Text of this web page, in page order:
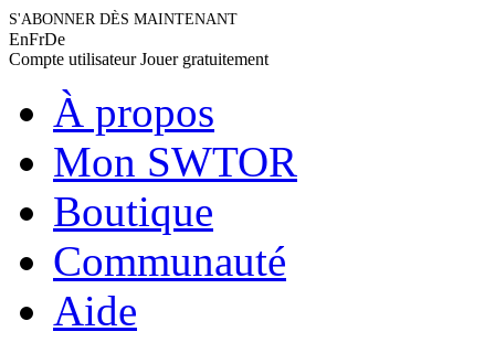
S'ABONNER DÈS MAINTENANT
EnFrDe
Compte utilisateurJouer gratuitement
À propos
Mon SWTOR
Boutique
Communauté
Aide